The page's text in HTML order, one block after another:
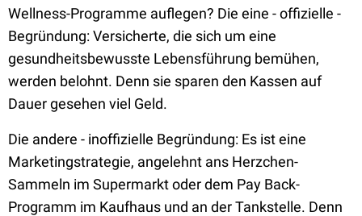
Wellness-Programme auflegen? Die eine - offizielle -
Begründung: Versicherte, die sich um eine
gesundheitsbewusste Lebensführung bemühen,
werden belohnt. Denn sie sparen den Kassen auf
Dauer gesehen viel Geld.
Die andere - inoffizielle Begründung: Es ist eine
Marketingstrategie, angelehnt ans Herzchen-
Sammeln im Supermarkt oder dem Pay Back-
Programm im Kaufhaus und an der Tankstelle. Denn